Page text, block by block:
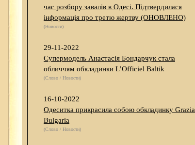
час розбору завалів в Одесі. Підтвердилася
інформація про третю жертву (ОНОВЛЕНО)
(Новости)
29-11-2022
Супермодель Анастасія Бондарчук стала
обличчям обкладинки L’Officiel Baltik
(Слово / Новости)
16-10-2022
Одеситка прикрасила собою обкладинку Grazia
Bulgaria
(Слово / Новости)